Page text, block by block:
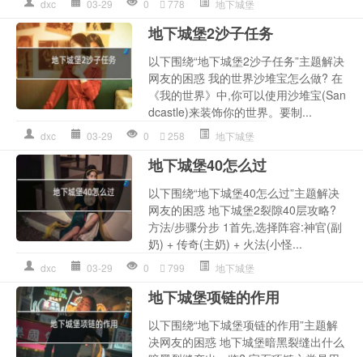
dxc 03-29 0 778 地下城堡
地下城堡2沙子任务
以下围绕“地下城堡2沙子任务”主题解决
网友的困惑 我的世界沙堆宝怎么做? 在
《我的世界》中,你可以使用沙堆宝(San
dcastle)来装饰你的世界。要制...
dxc 03-29 0 258 地下城堡
地下城堡40怎么过
以下围绕“地下城堡40怎么过”主题解决
网友的困惑 地下城堡2裂隙40层攻略?
方法/步骤分步 1首先,选择阵容:神官(副
奶) + 传奇(主奶) + 火法(小怪...
dxc 03-29 0 799 地下城堡
地下城堡项链的作用
以下围绕“地下城堡项链的作用”主题解
决网友的困惑 地下城堡暗黑裂缝出什么